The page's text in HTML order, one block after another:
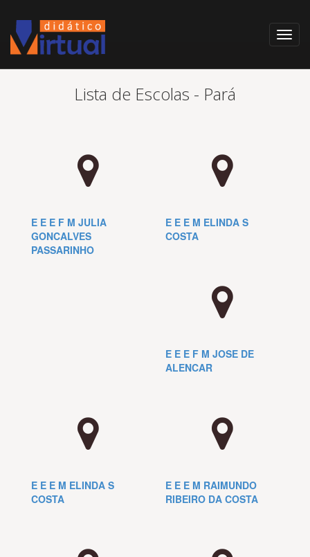
Lista de Escolas - Pará
E E E F M JULIA
GONCALVES
PASSARINHO
E E E M ELINDA S
COSTA
E E E F M JOSE DE
ALENCAR
E E E M ELINDA S
COSTA
E E E M RAIMUNDO
RIBEIRO DA COSTA